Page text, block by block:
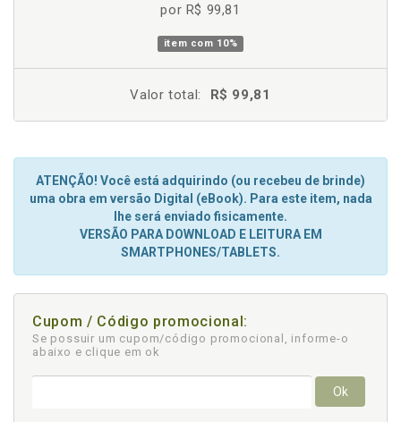
por R$ 99,81
item com 10%
Valor total: R$ 99,81
ATENÇÃO! Você está adquirindo (ou recebeu de brinde)
uma obra em versão Digital (eBook). Para este item, nada
lhe será enviado fisicamente.
VERSÃO PARA DOWNLOAD E LEITURA EM
SMARTPHONES/TABLETS.
Cupom / Código promocional:
Se possuir um cupom/código promocional, informe-o
abaixo e clique em ok
Ok